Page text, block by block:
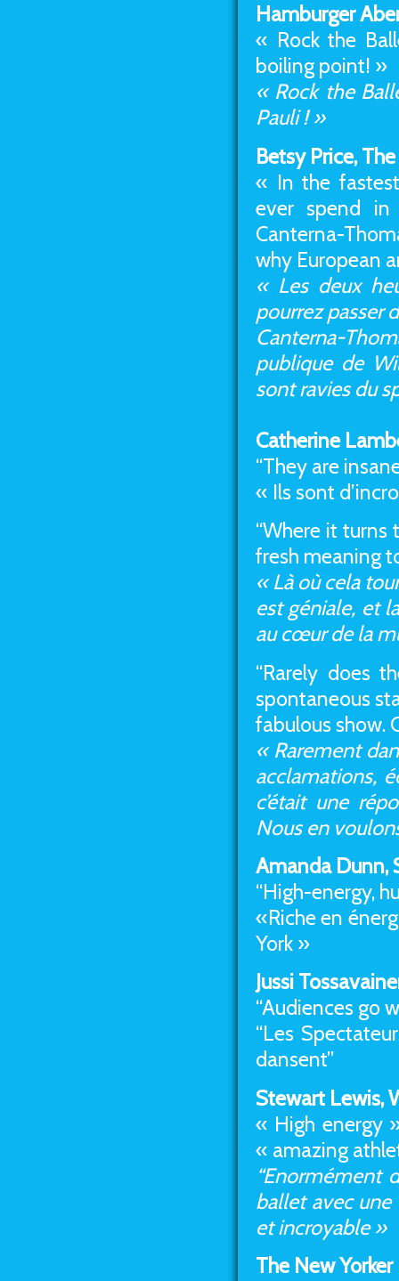
Hamburger
« Rock the
boiling point! »
« Rock the
Pauli ! »
Betsy Price,
« In the
ever spend in
Canterna-
why European
« Les deux
pourrez passer
Canterna-
publique de
sont ravies du
Catherine
“They are
« Ils sont
“Where it turns
fresh meaning
« Là où cela
est géniale, et
au cœur de la
“Rarely does
spontaneous
fabulous show.
« Rarement
acclamations,
c’était une
Nous en
Amanda Dunn,
“High-energy,
«Riche en
York »
Jussi
“Audiences go
“Les
dansent”
Stewart Lewis,
« High energy
« amazing
“Enormément
ballet avec une
et incroyable »
The New Yorker